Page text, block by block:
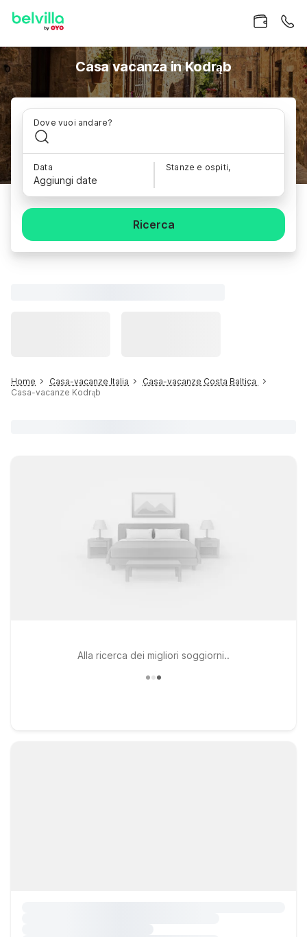
Casa vacanza in Kodrąb
Dove vuoi andare?
Data
Aggiungi date
Stanze e ospiti,
Ricerca
Home Casa-vacanze Italia
Casa-vacanze Costa Baltica
Casa-vacanze Kodrąb
Alla ricerca dei migliori soggiorni..